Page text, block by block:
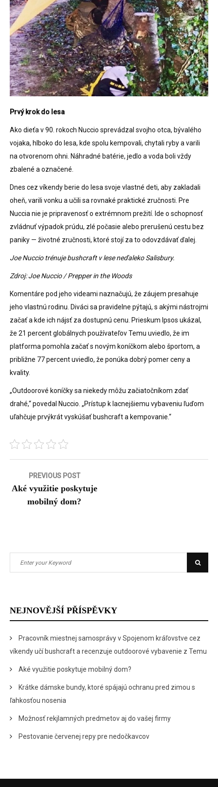
Prvý krok do lesa
Ako dieťa v 90. rokoch Nuccio sprevádzal svojho otca, bývalého
vojaka, hlboko do lesa, kde spolu kempovali, chytali ryby a varili
na otvorenom ohni. Náhradné batérie, jedlo a voda boli vždy
zbalené a označené.
Dnes cez víkendy berie do lesa svoje vlastné deti, aby zakladali
oheň, varili vonku a učili sa rovnaké praktické zručnosti. Pre
Nuccia nie je pripravenosť o extrémnom prežití. Ide o schopnosť
zvládnuť výpadok prúdu, zlé počasie alebo prerušenú cestu bez
paniky — životné zručnosti, ktoré stojí za to odovzdávať ďalej.
Joe Nuccio trénuje bushcraft v lese neďaleko Salisbury.
Zdroj: Joe Nuccio / Prepper in the Woods
Komentáre pod jeho videami naznačujú, že záujem presahuje
jeho vlastnú rodinu. Diváci sa pravidelne pýtajú, s akými nástrojmi
začať a kde ich nájsť za dostupnú cenu. Prieskum Ipsos ukázal,
že 21 percent globálnych používateľov Temu uviedlo, že im
platforma pomohla začať s novým koníčkom alebo športom, a
približne 77 percent uviedlo, že ponúka dobrý pomer ceny a
kvality.
„Outdoorové koníčky sa niekedy môžu začiatočníkom zdať
drahé,“ povedal Nuccio. „Prístup k lacnejšiemu vybaveniu ľuďom
uľahčuje prvýkrát vyskúšať bushcraft a kempovanie.“
Navigace
pro
PREVIOUS POST
Aké využitie poskytuje
mobilný dom?
for:
NEJNOVĚJŠÍ PŘÍSPĚVKY
Pracovník miestnej samosprávy v Spojenom kráľovstve cez
víkendy učí bushcraft a recenzuje outdoorové vybavenie z Temu
Aké využitie poskytuje mobilný dom?
Krátke dámske bundy, ktoré spájajú ochranu pred zimou s
ľahkosťou nosenia
Možnosť rekjlamných predmetov aj do vašej firmy
Pestovanie červenej repy pre nedočkavcov